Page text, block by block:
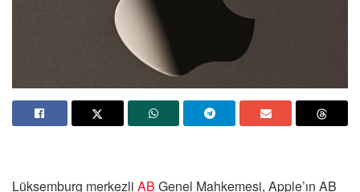
Lüksemburg merkezli AB Genel Mahkemesi, Apple’ın AB